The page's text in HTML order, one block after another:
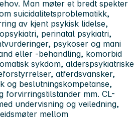
Man møter et bredt spekter
suicidalitetsproblematikk,
av kjent psykisk lidelse,
perinatal psykiatri,
psykoser og mani
eller -behandling, komorbid
sykdom, alderspsykiatriske
atferdsvansker,
og beslutningskompetanse,
forvirringstilstander mm. CL-
undervisning og veiledning,
mellom